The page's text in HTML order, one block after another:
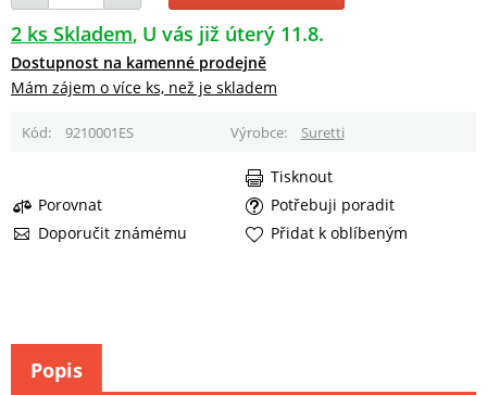
2 ks Skladem U vás již úterý 11.8.
Dostupnost na kamenné prodejně
Mám zájem o více ks, než je skladem
Kód 9210001ES Výrobce Suretti
Porovnat
Potřebuji poradit
Doporučit známému
Tisknout
Přidat k oblíbeným
Popis